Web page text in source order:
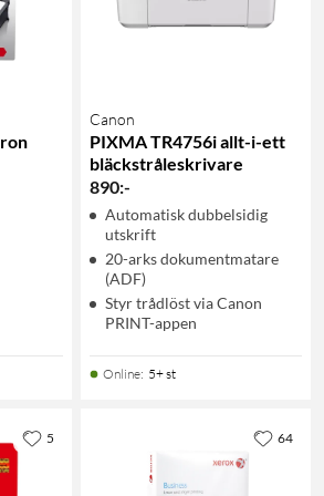
Canon
PIXMA TR4756i allt-i-ett
bläckstråleskrivare
890:-
Automatisk dubbelsidig
utskrift
20-arks dokumentmatare
(ADF)
Styr trådlöst via Canon
PRINT-appen
Online: 5+ st
5 64